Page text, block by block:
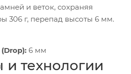
и веток, сохраняя
306 г, перепад высоты 6 мм.
6 мм
технологии